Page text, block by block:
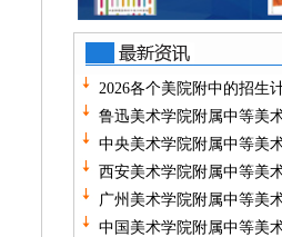
2026各个美院附中的招生
鲁迅美术学院附属中等美
中央美术学院附属中等美
西安美术学院附属中等美
广州美术学院附属中等美
中国美术学院附属中等美